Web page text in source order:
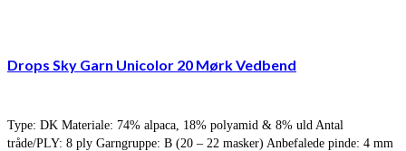
Drops Sky Garn Unicolor 20 Mørk Vedbend
Type: DK Materiale: 74% alpaca, 18% polyamid & 8% uld Antal
tråde/PLY: 8 ply Garngruppe: B (20 – 22 masker) Anbefalede pinde: 4 mm